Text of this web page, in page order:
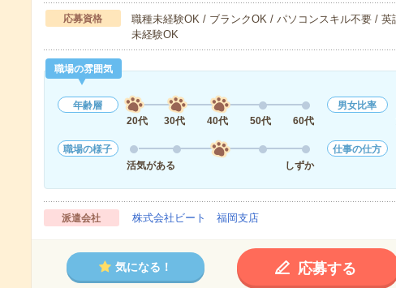
応募資格
職種未経験OK / ブランクOK / パソコンスキル不要 / 英
未経験OK
職場の雰囲気
年齢層
20代
30代 40代 50代 60代
男女比率
職場の様子
活気がある
しずか
仕事の仕方
派遣会社 株式会社ビート 福岡支店
気になる！ 応募する